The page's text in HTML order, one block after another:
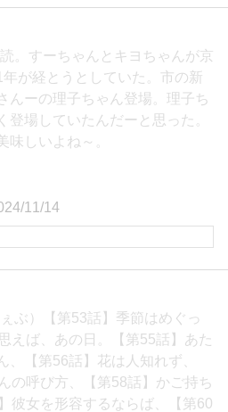
。すーちゃんとキヨちゃんが京
が経とうとしていた。市の新
んーの理子ちゃん登場。理子ち
登場していたんだーと思った。
味しいよね～。
11/14
ぇぶ）【第53話】季節はめぐっ
えば、あの日。【第55話】あた
、【第56話】花は人知れず、
の呼び方、【第58話】かご持ち
彼女を形容するならば、【第60